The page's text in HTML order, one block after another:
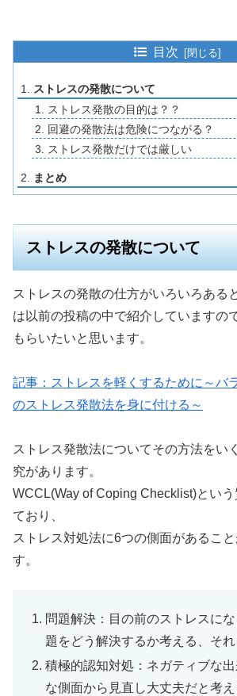
目次
ストレスの発散について
ストレス発散の目的は？？
回避の発散法は危険につながる？
ストレス発散だけでは厳しい
まとめ
ストレスの発散について
ストレスの発散の仕方がいろいろある
は以前の投稿の中で紹介していますの
もらいたいと思います。
記事：ストレスを軽くするために～バ
のストレス発散法を身に付ける～
ストレス発散法についてその方法をい
究があります。
WCCL(Way of Coping Checklist)とい
ており、
ストレス対処法に6つの側面があるこ
す。
問題解決：目の前のストレスに
題をどう解決するか考える、そ
積極的認知対処：ネガティブな
な側面から見直し大丈夫だと考